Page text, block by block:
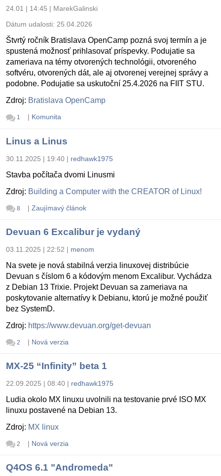
24.01 | 14:45 | MarekGalinski
Dátum udalosti: 25.04.2026
Štvrtý ročník Bratislava OpenCamp pozná svoj termín a je
spustená možnosť prihlasovať príspevky. Podujatie sa
zameriava na témy otvorených technológii, otvoreného
softvéru, otvorených dát, ale aj otvorenej verejnej správy a
podobne. Podujatie sa uskutoční 25.4.2026 na FIIT STU.
Zdroj: Bratislava OpenCamp
1 | Komunita
Linus a Linus
30.11.2025 | 19:40 | redhawk1975
Stavba počítača dvomi Linusmi
Zdroj: Building a Computer with the CREATOR of Linux!
8 | Zaujímavý článok
Devuan 6 Excalibur je vydaný
03.11.2025 | 22:52 | menom
Na svete je nová stabilná verzia linuxovej distribúcie
Devuan s číslom 6 a kódovým menom Excalibur. Vychádza
z Debian 13 Trixie. Projekt Devuan sa zameriava na
poskytovanie alternatívy k Debianu, ktorú je možné použiť
bez SystemD.
Zdroj: https://www.devuan.org/get-devuan
2 | Nová verzia
MX-25 “Infinity” beta 1
22.09.2025 | 08:40 | redhawk1975
Ludia okolo MX linuxu uvolnili na testovanie prvé ISO MX
linuxu postavené na Debian 13.
Zdroj: MX linux
2 | Nová verzia
Q4OS 6.1 "Andromeda"